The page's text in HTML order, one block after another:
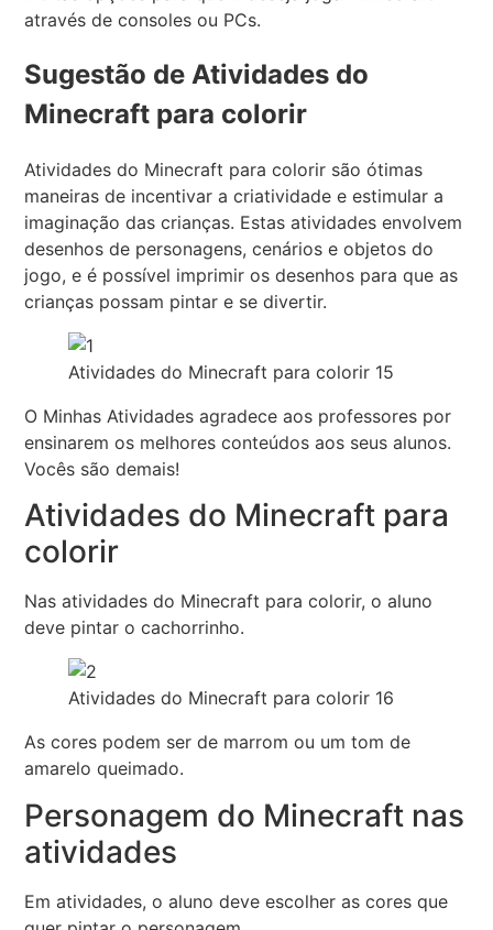
através de consoles ou PCs.
Sugestão de Atividades do
Minecraft para colorir
Atividades do Minecraft para colorir são ótimas
maneiras de incentivar a criatividade e estimular a
imaginação das crianças. Estas atividades envolvem
desenhos de personagens, cenários e objetos do
jogo, e é possível imprimir os desenhos para que as
crianças possam pintar e se divertir.
Atividades do Minecraft para colorir 15
O Minhas Atividades agradece aos professores por
ensinarem os melhores conteúdos aos seus alunos.
Vocês são demais!
Atividades do Minecraft para
colorir
Nas atividades do Minecraft para colorir, o aluno
deve pintar o cachorrinho.
Atividades do Minecraft para colorir 16
As cores podem ser de marrom ou um tom de
amarelo queimado.
Personagem do Minecraft nas
atividades
Em atividades, o aluno deve escolher as cores que